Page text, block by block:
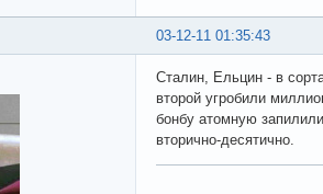
03-12-11 01:35:43
Сталин, Ельцин - в
второй угробили
бонбу атомную
вторично-десятично.